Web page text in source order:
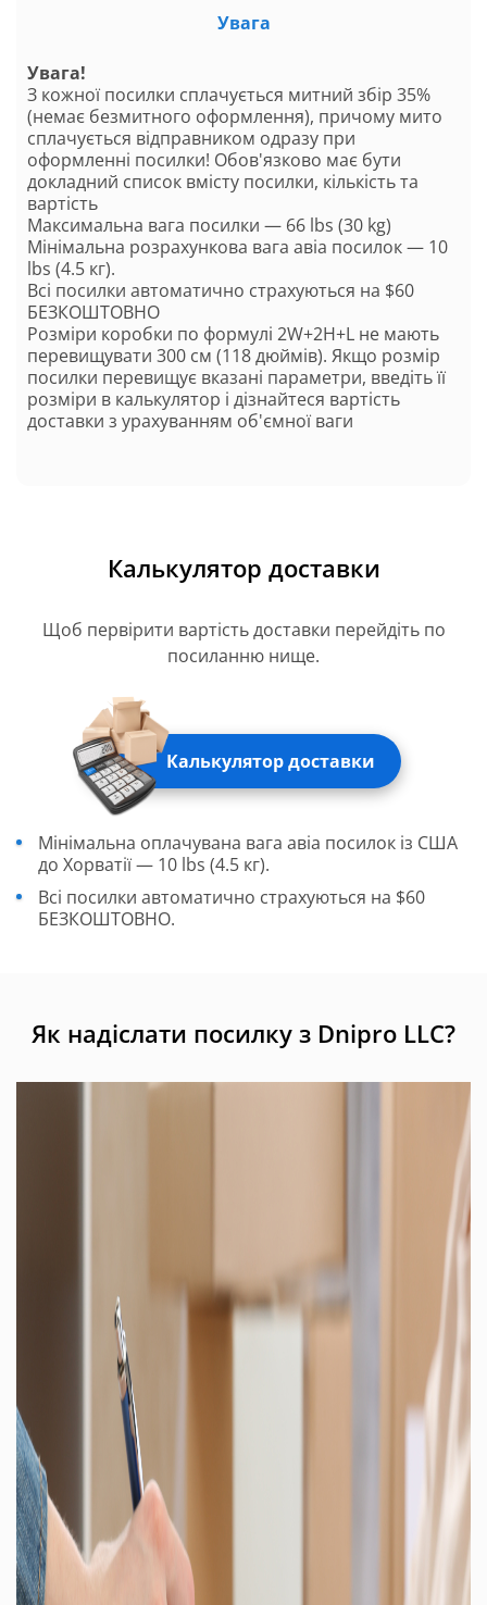
Увага
Увага!
З кожної посилки сплачується митний збір 35%
(немає безмитного оформлення), причому мито
сплачується відправником одразу при
оформленні посилки! Обов'язково має бути
докладний список вмісту посилки, кількість та
вартість
Максимальна вага посилки — 66 lbs (30 kg)
Мінімальна розрахункова вага авіа посилок — 10
lbs (4.5 кг).
Всі посилки автоматично страхуються на $60
БЕЗКОШТОВНО
Розміри коробки по формулі 2W+2H+L не мають
перевищувати 300 см (118 дюймів). Якщо розмір
посилки перевищує вказані параметри, введіть її
розміри в калькулятор і дізнайтеся вартість
доставки з урахуванням об'ємної ваги
Калькулятор доставки
Щоб первірити вартість доставки перейдіть по
посиланню нище.
Калькулятор доставки
Мінімальна оплачувана вага авіа посилок із США
до Хорватії — 10 lbs (4.5 кг).
Всі посилки автоматично страхуються на $60
БЕЗКОШТОВНО.
Як надіслати посилку з Dnipro LLC?